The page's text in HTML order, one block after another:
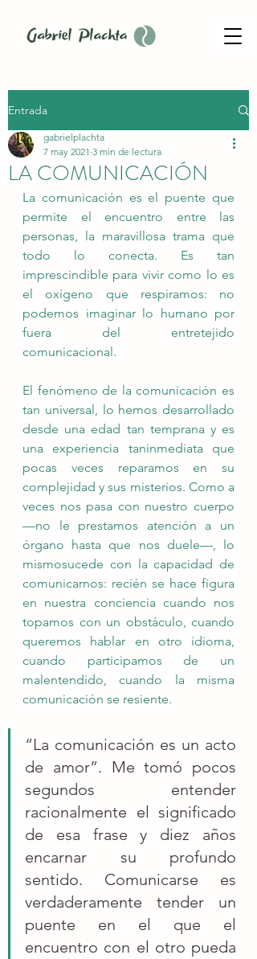
Entrada
LA COMUNICACIÓN
gabrielplachta
7 may 2021 3 min de lectura
La comunicación es el puente que
permite el encuentro entre las
personas, la maravillosa trama que
todo lo conecta. Es tan
imprescindible para vivir como lo es
el oxígeno que respiramos: no
podemos imaginar lo humano por
fuera del entretejido
comunicacional.
El fenómeno de la comunicación es
tan universal, lo hemos desarrollado
desde una edad tan temprana y es
una experiencia taninmediata que
pocas veces reparamos en su
complejidad y sus misterios. Como a
veces nos pasa con nuestro cuerpo
—no le prestamos atención a un
órgano hasta que nos duele—, lo
mismosucede con la capacidad de
comunicarnos: recién se hace figura
en nuestra conciencia cuando nos
topamos con un obstáculo, cuando
queremos hablar en otro idioma,
cuando participamos de un
malentendido, cuando la misma
comunicación se resiente.
“La comunicación es un acto
de amor”. Me tomó pocos
segundos entender
racionalmente el significado
de esa frase y diez años
encarnar su profundo
sentido. Comunicarse es
verdaderamente tender un
puente en el que el
encuentro con el otro pueda